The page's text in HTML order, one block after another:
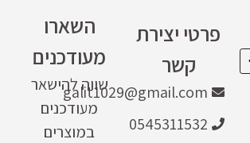
פרטי יצירת
קשר
galit1029@gmail.com
0545311532
השארו
מעודכנים
שווה להישאר
מעודכנים
במוצרים